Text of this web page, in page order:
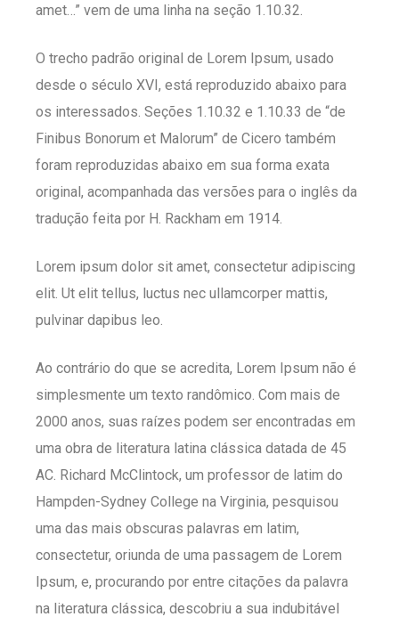
amet…” vem de uma linha na seção 1.10.32.
O trecho padrão original de Lorem Ipsum, usado
desde o século XVI, está reproduzido abaixo para
os interessados. Seções 1.10.32 e 1.10.33 de “de
Finibus Bonorum et Malorum” de Cicero também
foram reproduzidas abaixo em sua forma exata
original, acompanhada das versões para o inglês da
tradução feita por H. Rackham em 1914.
Lorem ipsum dolor sit amet, consectetur adipiscing
elit. Ut elit tellus, luctus nec ullamcorper mattis,
pulvinar dapibus leo.
Ao contrário do que se acredita, Lorem Ipsum não é
simplesmente um texto randômico. Com mais de
2000 anos, suas raízes podem ser encontradas em
uma obra de literatura latina clássica datada de 45
AC. Richard McClintock, um professor de latim do
Hampden-Sydney College na Virginia, pesquisou
uma das mais obscuras palavras em latim,
consectetur, oriunda de uma passagem de Lorem
Ipsum, e, procurando por entre citações da palavra
na literatura clássica, descobriu a sua indubitável